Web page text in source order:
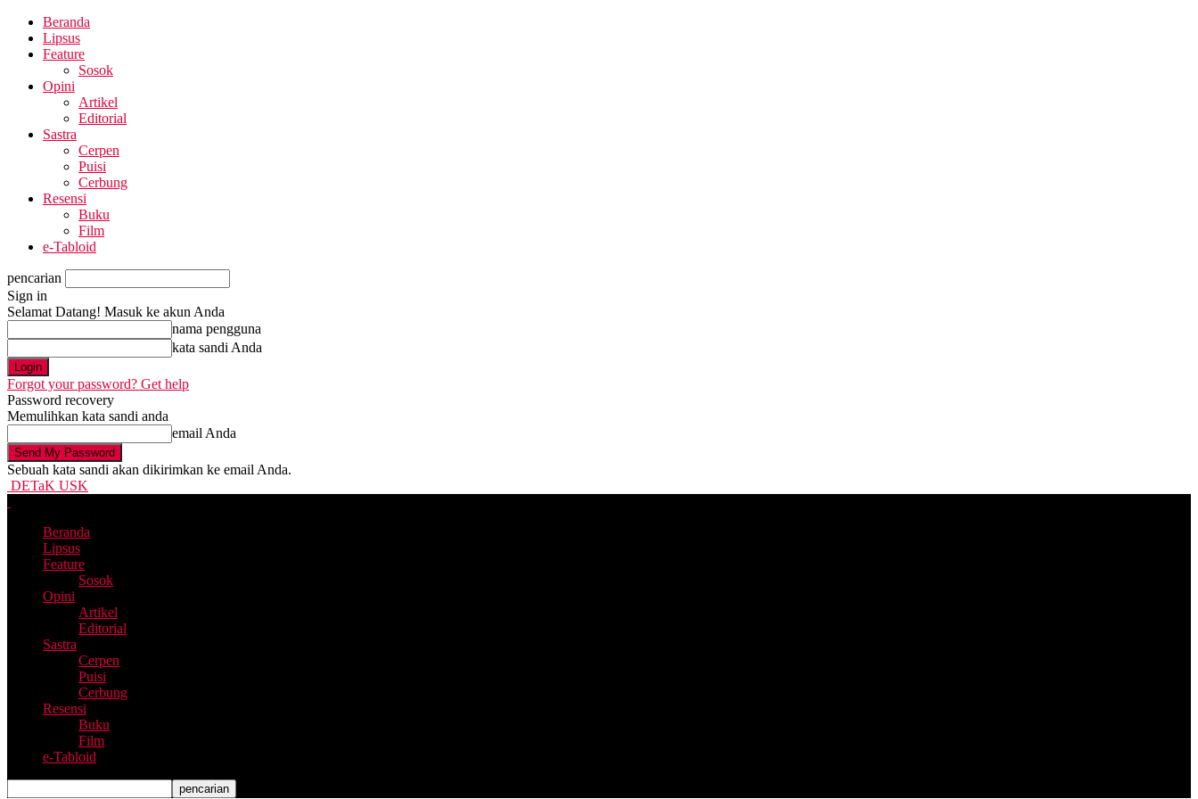
Beranda
Lipsus
Feature
Sosok
Opini
Artikel
Editorial
Sastra
Cerpen
Puisi
Cerbung
Resensi
Buku
Film
e-Tabloid
pencarian
Sign in
Selamat Datang! Masuk ke akun Anda
nama pengguna
kata sandi Anda
Forgot your password? Get help
Password recovery
Memulihkan kata sandi anda
email Anda
Sebuah kata sandi akan dikirimkan ke email Anda.
DETaK USK
Beranda
Lipsus
Feature
Sosok
Opini
Artikel
Editorial
Sastra
Cerpen
Puisi
Cerbung
Resensi
Buku
Film
e-Tabloid